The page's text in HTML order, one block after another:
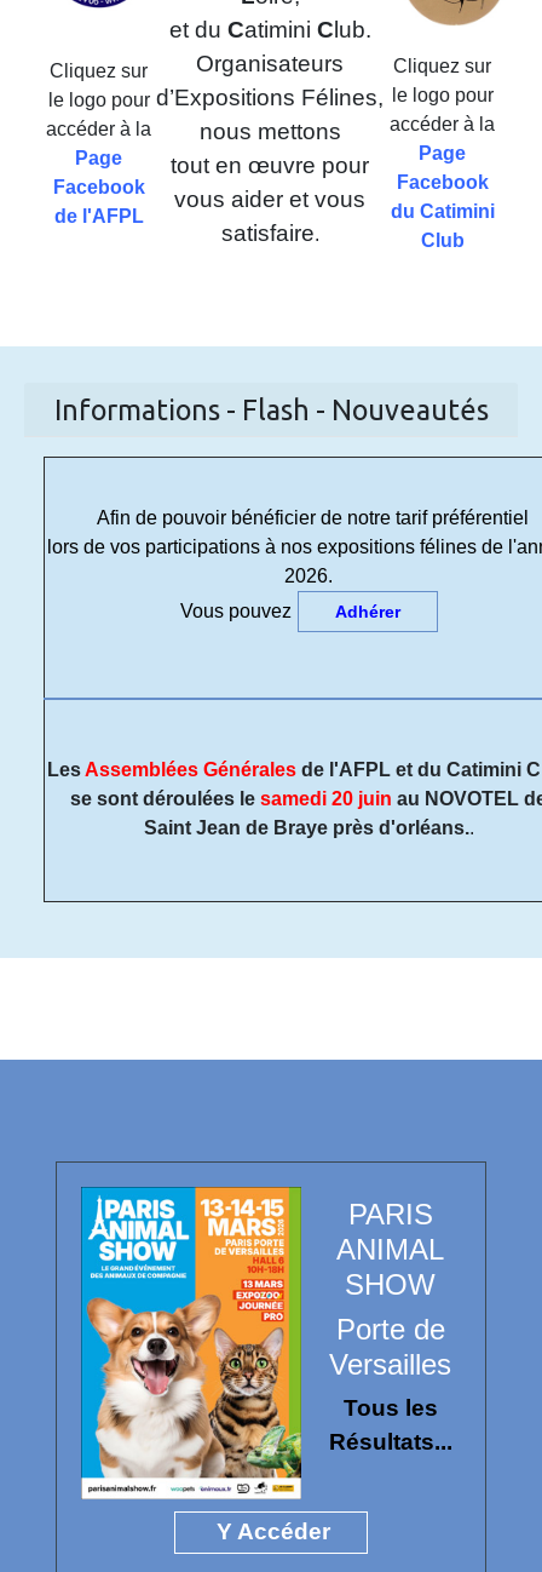
et du Catimini C lub.
Organisateurs
d’Expositions Félines,
nous mettons
tout en œuvre pour
vous aider et vous
satisfaire.
Cliquez sur
le logo pour
accéder à la
Page
Facebook
de l'AFPL
Cliquez sur
le logo pour
accéder à la
Page
Facebook
du Catimini
Club
Informations - Flash - Nouveautés
Afin de pouvoir bénéficier de notre tarif préférentiel
lors de vos participations à nos expositions félines de
2026.
Vous pouvez
Adhérer
LesAssemblées Générales de l'AFPL et du Catimini
se sont déroulées le samedi 20 juin au NOVOTEL
Saint Jean de Braye près d'orléans..
PARIS
ANIMAL
SHOW
Porte de
Versailles
Tous les
Résultats...
Y Accéder